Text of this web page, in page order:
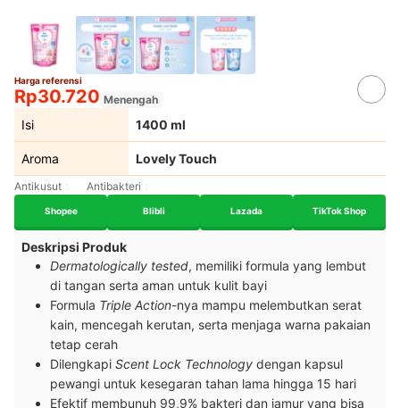
Harga referensi
Rp30.720 Menengah
Isi 1400 ml
Aroma Lovely Touch
Antikusut Antibakteri
Shopee Blibli Lazada TikTok Shop
Deskripsi Produk
Dermatologically tested, memiliki formula yang lembut
di tangan serta aman untuk kulit bayi
Formula Triple Action-nya mampu melembutkan serat
kain, mencegah kerutan, serta menjaga warna pakaian
tetap cerah
Dilengkapi Scent Lock Technology dengan kapsul
pewangi untuk kesegaran tahan lama hingga 15 hari
Efektif membunuh 99,9% bakteri dan jamur yang bisa